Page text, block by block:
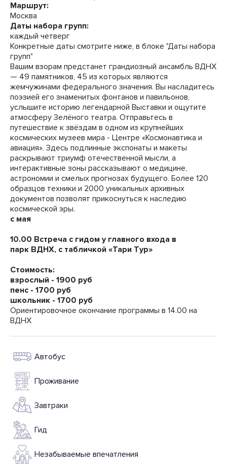
Маршрут:
Москва
Даты набора групп:
каждый четверг
Конкретные даты смотрите ниже, в блоке "Даты набора
групп"
Вашим взорам предстанет грандиозный ансамбль ВДНХ
— 49 памятников, 45 из которых являются
жемчужинами федерального значения. Вы насладитесь
поэзией его знаменитых фонтанов и павильонов,
услышите историю легендарной Выставки и ощутите
атмосферу Зелёного театра. Отправьтесь в
путешествие к звёздам в одном из крупнейших
космических музеев мира - Центре «Космонавтика и
авиация». Здесь подлинные экспонаты и макеты
раскрывают триумф отечественной мысли, а
интерактивные зоны рассказывают о медицине,
астрономии и смелых прогнозах будущего. Более 120
образцов техники и 2000 уникальных архивных
документов позволят прикоснуться к наследию
космической эры.
с мая
10.00 Встреча с гидом у главного входа в
парк ВДНХ, с табличкой «Тари Тур»
Стоимость:
взрослый - 1900 руб
пенс - 1700 руб
школьник - 1700 руб
Ориентировочное окончание программы в 14.00 на
ВДНХ
Автобус
Проживание
Завтраки
Гид
Незабываемые впечатления